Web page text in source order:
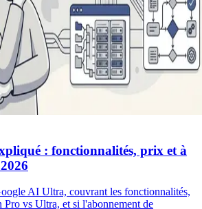
: fonctionnalités, prix et à
AI Ultra, couvrant les fonctionnalités,
Pro vs Ultra, et si l'abonnement de